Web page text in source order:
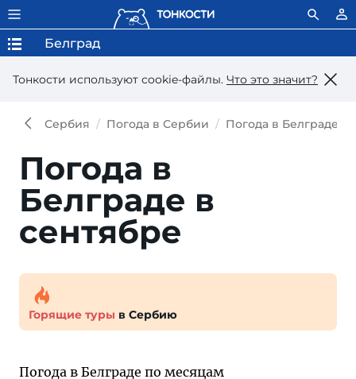
Тонкости используют сookie-файлы. Что это значит?
Белград
Сербия Погода в Сербии Погода в Белграде
Погода в
Белграде в
сентябре
Горящие туры в Сербию
Погода в Белграде по месяцам